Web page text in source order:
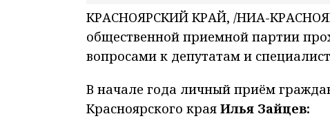
КРАСНОЯРСКИЙ КРАЙ, /НИА-
общественной приемной партии
вопросами к депутатам и
В начале года личный приём
Красноярского края Илья Зайцев: